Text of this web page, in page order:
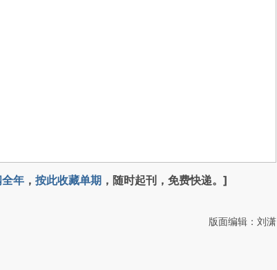
年 ， 按此收藏单期 ，随时起刊，免费快递。]
版面编辑：刘潇